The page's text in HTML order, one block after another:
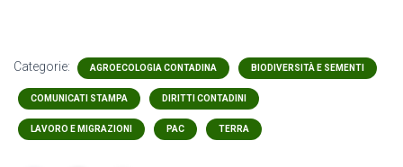
Categorie: AGROECOLOGIA CONTADINA BIODIVERSITÀ E SEMENTI
COMUNICATI STAMPA DIRITTI CONTADINI
LAVORO E MIGRAZIONI PAC TERRA